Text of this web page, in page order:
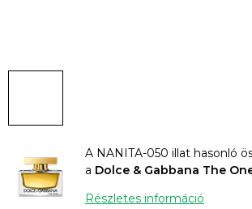
A NANITA-050 illat hasonló
a Dolce & Gabbana The
Részletes információ